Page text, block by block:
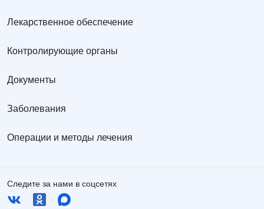
Лекарственное обеспечение
Контролирующие органы
Документы
Заболевания
Операции и методы лечения
Следите за нами в соцсетях